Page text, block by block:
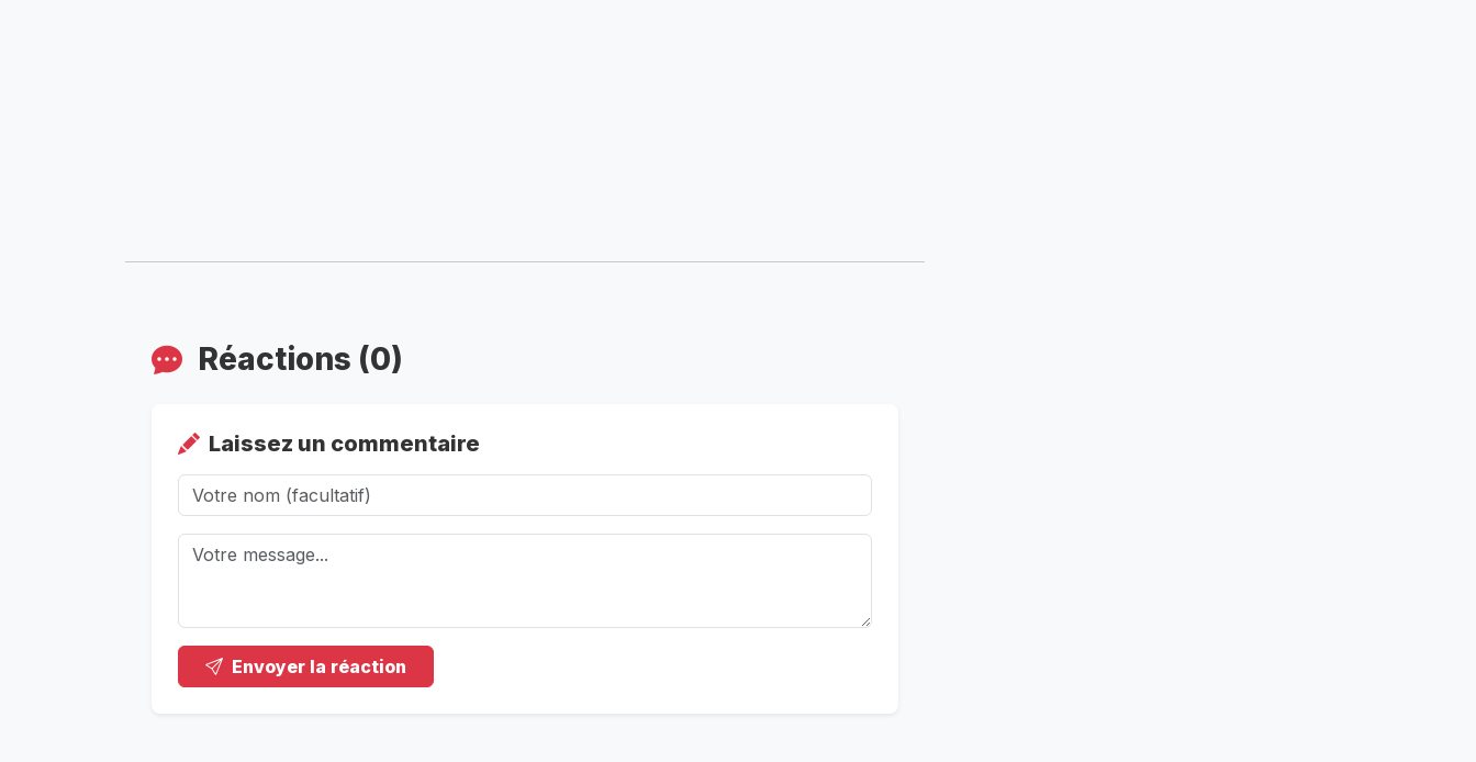
Réactions (0)
Laissez un commentaire
Envoyer la réaction